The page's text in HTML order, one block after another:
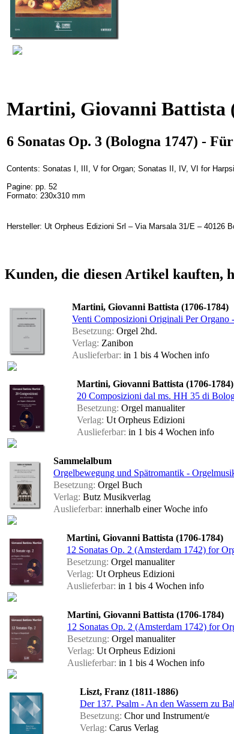
Martini, Giovanni Battista
6 Sonatas Op. 3 (Bologna 1747) -
Contents: Sonatas I, III, V for Organ; Sonatas II, IV, VI for
Pagine: pp. 52
Formato: 230x310 mm
Hersteller: Ut Orpheus Edizioni Srl – Via Marsala 31/E – 40126
Kunden, die diesen Artikel kauften,
Martini, Giovanni Battista (1706-1784)
Venti Composizioni Originali Per Organo
Besetzung: Orgel 2hd.
Verlag: Zanibon
Auslieferbar: in 1 bis 4 Wochen info
Martini, Giovanni Battista (1706-1784)
20 Composizioni dal ms. HH 35 di
Besetzung: Orgel manualiter
Verlag: Ut Orpheus Edizioni
Auslieferbar: in 1 bis 4 Wochen info
Sammelalbum
Orgelbewegung und Spätromantik -
Besetzung: Orgel Buch
Verlag: Butz Musikverlag
Auslieferbar: innerhalb einer Woche info
Martini, Giovanni Battista (1706-1784)
12 Sonatas Op. 2 (Amsterdam 1742) for
Besetzung: Orgel manualiter
Verlag: Ut Orpheus Edizioni
Auslieferbar: in 1 bis 4 Wochen info
Martini, Giovanni Battista (1706-1784)
12 Sonatas Op. 2 (Amsterdam 1742) for
Besetzung: Orgel manualiter
Verlag: Ut Orpheus Edizioni
Auslieferbar: in 1 bis 4 Wochen info
Liszt, Franz (1811-1886)
Der 137. Psalm - An den Wassern zu
Besetzung: Chor und Instrument/e
Verlag: Carus Verlag